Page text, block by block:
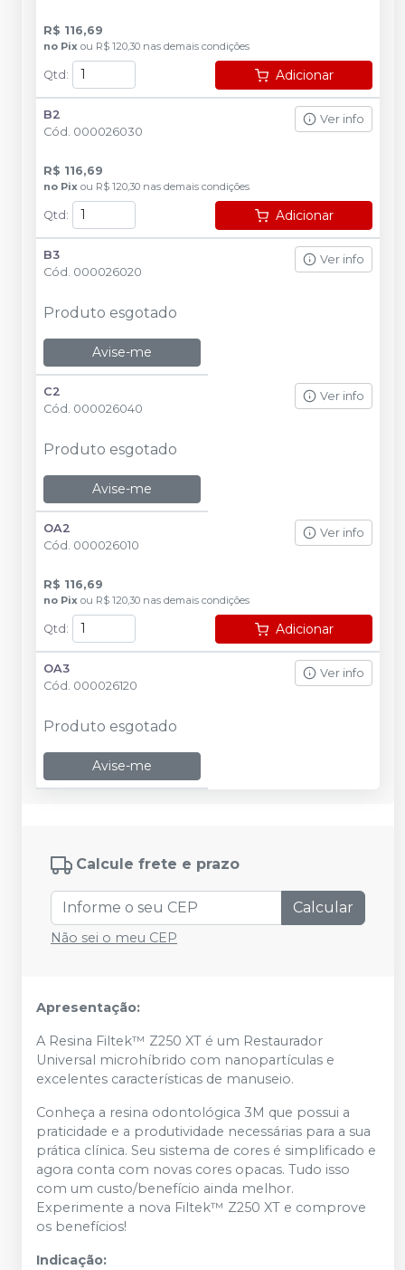
R$ 116,69
no Pix ou R$ 120,30 nas demais condições
Qtd : Adicionar
B2
Cód. 000026030
Ver info
R$ 116,69
no Pix ou R$ 120,30 nas demais condições
Qtd : Adicionar
B3
Cód. 000026020
Ver info
Produto esgotado
Avise-me
C2
Cód. 000026040
Ver info
Produto esgotado
Avise-me
OA2
Cód. 000026010
Ver info
R$ 116,69
no Pix ou R$ 120,30 nas demais condições
Qtd : Adicionar
OA3
Cód. 000026120
Ver info
Produto esgotado
Avise-me
Calcule frete e prazo
Calcular
Não sei o meu CEP
Apresentação:
A Resina Filtek™ Z250 XT é um Restaurador
Universal microhíbrido com nanopartículas e
excelentes características de manuseio.
Conheça a resina odontológica 3M que possui a
praticidade e a produtividade necessárias para a sua
prática clínica. Seu sistema de cores é simplificado e
agora conta com novas cores opacas. Tudo isso
com um custo/benefício ainda melhor.
Experimente a nova Filtek™ Z250 XT e comprove
os benefícios!
Indicação: